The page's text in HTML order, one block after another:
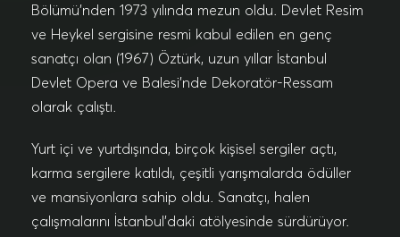
Bölümü’nden 1973 yılında mezun oldu. Devlet Resim
ve Heykel sergisine resmi kabul edilen en genç
sanatçı olan (1967) Öztürk, uzun yıllar İstanbul
Devlet Opera ve Balesi’nde Dekoratör-Ressam
olarak çalıştı.
Yurt içi ve yurtdışında, birçok kişisel sergiler açtı,
karma sergilere katıldı, çeşitli yarışmalarda ödüller
ve mansiyonlara sahip oldu. Sanatçı, halen
çalışmalarını İstanbul’daki atölyesinde sürdürüyor.